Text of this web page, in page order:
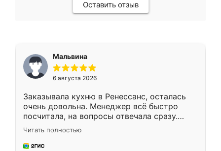
Оставить отзыв
Мальвина
6 августа 2026
Заказывала кухню в Ренессанс, осталась
очень довольна. Менеджер всё быстро
посчитала, на вопросы отвечала сразу.
Замерщик приехал в субботу, подошёл к
делу со всей ответственностью. Собрали
за день, ребята работали аккуратно, даже
Читать полностью